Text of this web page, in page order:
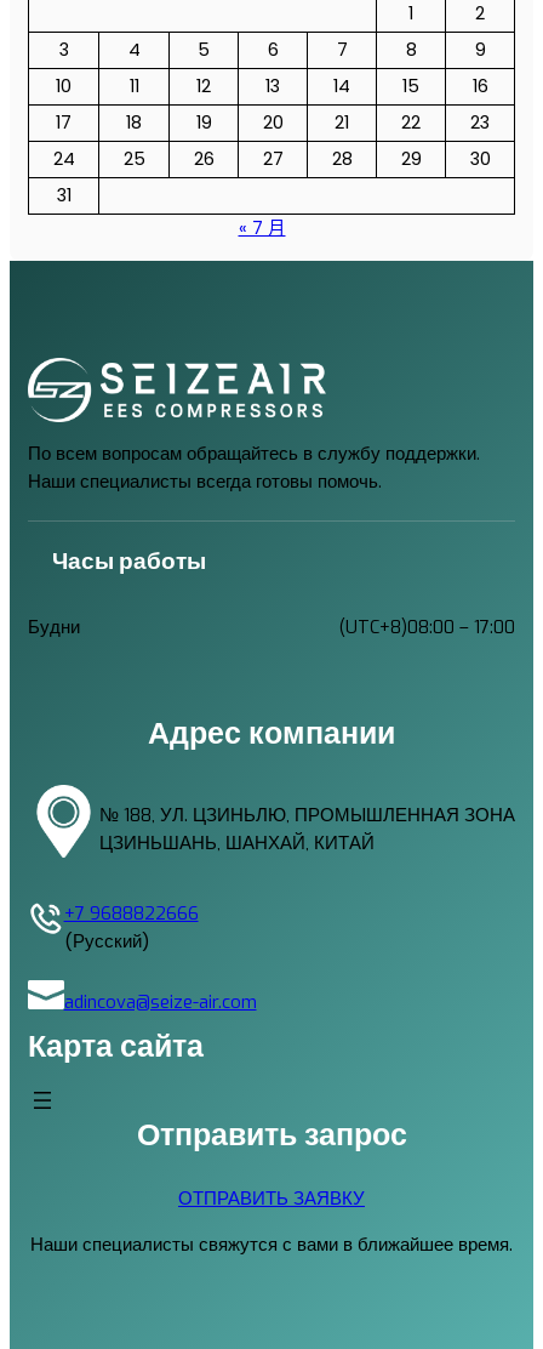
1
2
3
4 5 6 7 8
9
10
11 12 13 14 15
16
17
18 19 20 21 22
23
24
25 26 27 28 29
30
31
« 7 月
По всем вопросам обращайтесь в службу поддержки.
Наши специалисты всегда готовы помочь.
Часы работы
Будни (UTC+8)08:00 – 17:00
Адрес компании
№ 188, УЛ. ЦЗИНЬЛЮ, ПРОМЫШЛЕННАЯ ЗОНА
ЦЗИНЬШАНЬ, ШАНХАЙ, КИТАЙ
+7 9688822666
(Русский)
adincova@seize-air.com
Карта сайта
Отправить запрос
ОТПРАВИТЬ ЗАЯВКУ
Наши специалисты свяжутся с вами в ближайшее время.